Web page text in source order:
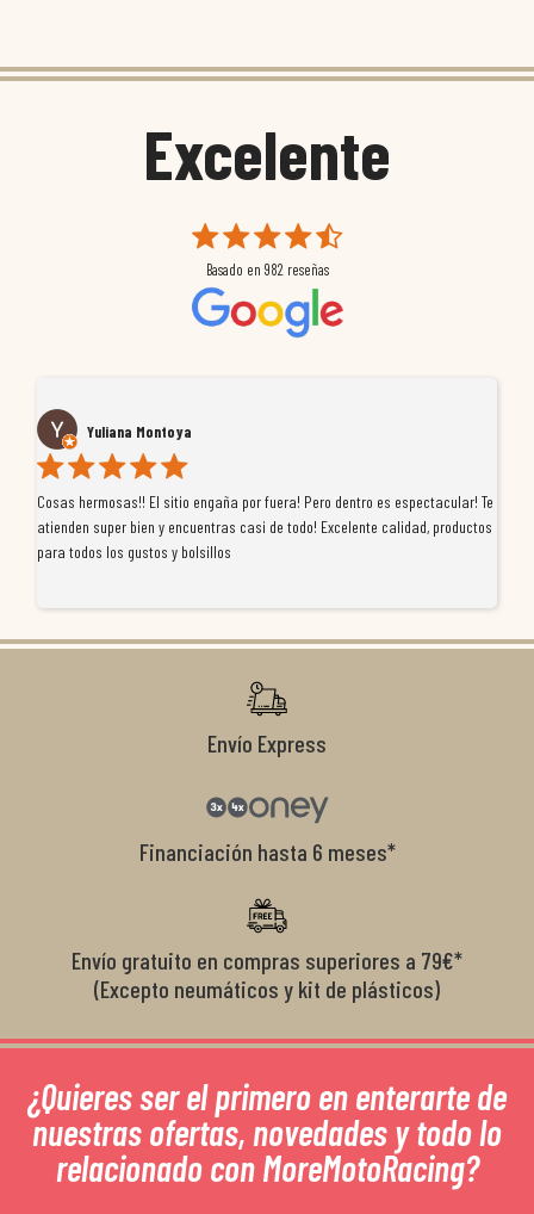
Excelente
Basado en 982 reseñas
Yuliana Montoya
Cosas hermosas!! El sitio engaña por fuera! Pero dentro es espectacular! Te
atienden super bien y encuentras casi de todo! Excelente calidad, productos
para todos los gustos y bolsillos
Envío Express
Financiación hasta 6 meses*
Envío gratuito en compras superiores a 79€*
(Excepto neumáticos y kit de plásticos)
¿Quieres ser el primero en enterarte de
nuestras ofertas, novedades y todo lo
relacionado con MoreMotoRacing?